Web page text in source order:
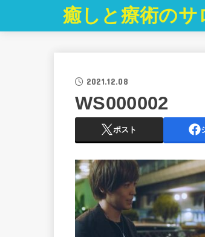
癒しと療術のサ
2021.12.08
WS000002
ポスト